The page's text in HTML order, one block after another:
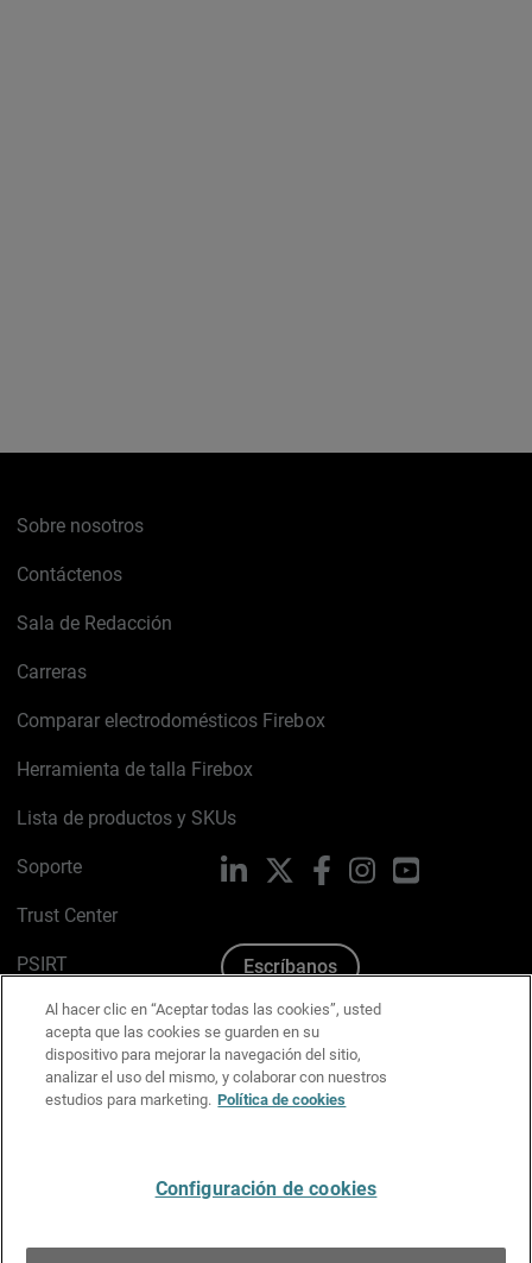
Sobre nosotros
Contáctenos
Sala de Redacción
Carreras
Comparar electrodomésticos Firebox
Herramienta de talla Firebox
Lista de productos y SKUs
Soporte
Trust Center
PSIRT
Política de cookies
Política de privacidad
Kit de medios y marca
LinkedIn FacebookInstagramYouTube
Escríbanos
Al hacer clic en “Aceptar todas las cookies”, usted
acepta que las cookies se guarden en su
dispositivo para mejorar la navegación del sitio,
analizar el uso del mismo, y colaborar con nuestros
estudios para marketing. Política de cookies
Configuración de cookies